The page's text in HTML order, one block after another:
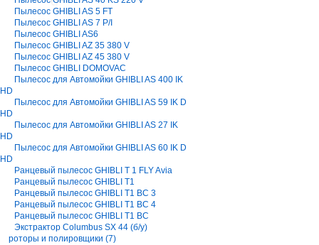
Пылесос GHIBLI AS 5 FT
Пылесос GHIBLI AS 7 P/I
Пылесос GHIBLI AS6
Пылесос GHIBLI AZ 35 380 V
Пылесос GHIBLI AZ 45 380 V
Пылесос GHIBLI DOMOVAC
Пылесос для Автомойки GHIBLI AS 400 IK
HD
Пылесос для Автомойки GHIBLI AS 59 IK D
HD
Пылесос для Автомойки GHIBLI AS 27 IK
HD
Пылесос для Автомойки GHIBLI AS 60 IK D
HD
Ранцевый пылесос GHIBLI T 1 FLY Avia
Ранцевый пылесос GHIBLI T1
Ранцевый пылесос GHIBLI T1 BC 3
Ранцевый пылесос GHIBLI T1 BC 4
Ранцевый пылесос GHIBLI T1 BC
Экстрактор Columbus SX 44 (б/у)
роторы и полировщики (7)